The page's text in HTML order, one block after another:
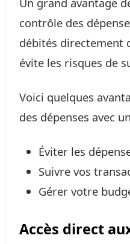
contrôle des
débités directement
évite les risques de
Voici quelques
des dépenses avec
Éviter les
Suivre vos
Gérer votre
Accès direct